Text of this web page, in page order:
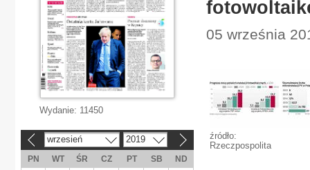
05 września
źródło:
Rzeczpospolita
Wydanie: 11450
wrzesień 2019
PN WT ŚR CZ PT SB
ND